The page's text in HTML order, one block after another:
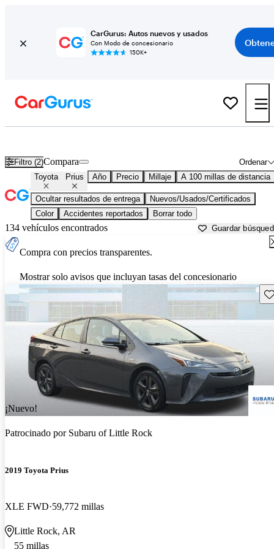
CarGurus: Autos nuevos y usados
Con Modo de concesionario
150K+
Filtro (2) Ordenar
Compara
Toyota Prius Año Precio Millaje A 100 millas de distancia
Ocultar resultados de entrega
Nuevos/Usados/Certificados
Color
Accidentes reportados Borrar todo
134 vehículos encontrados Guardar
Compra con precios transparentes.
Mostrar solo avisos que incluyan tasas del concesionario
¡Nuevo!
Patrocinado por Subaru of Little Rock
2019 Toyota Prius
XLE FWD 59,772 millas
Little Rock, AR
55 millas